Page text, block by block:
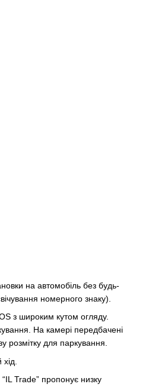
на автомобіль без будь-
номерного знаку).
з широким кутом огляду.
На камері передбачені
розмітку для паркування.
Trade” пропонує низку